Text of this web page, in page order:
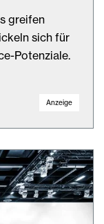
greifen
sich für
Potenziale.
Anzeige